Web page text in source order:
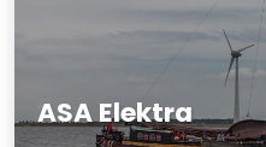
ASA Elektra